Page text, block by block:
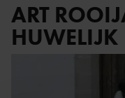
ART
HUWELIJK